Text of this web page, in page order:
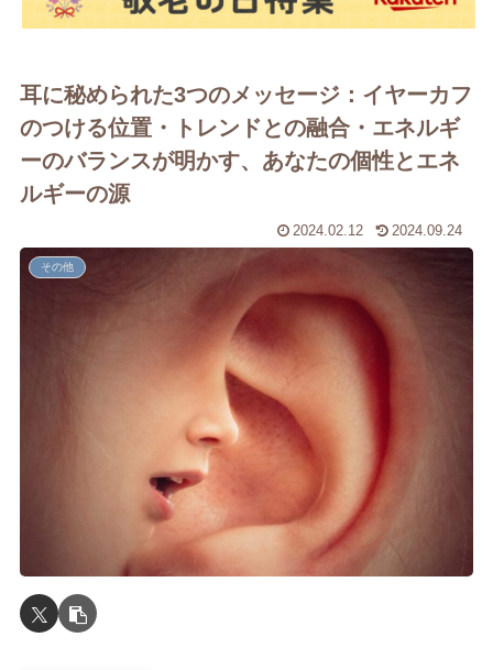
耳に秘められた3つのメッセージ：イヤーカフ
のつける位置・トレンドとの融合・エネルギ
ーのバランスが明かす、あなたの個性とエネ
ルギーの源
2024.02.12 2024.09.24
その他